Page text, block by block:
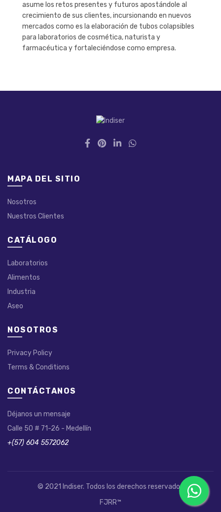
asume los retos presentes y futuros apostándole al
crecimiento de sus clientes, incursionando en nuevos
mercados como es la elaboración de tubos colapsibles
para laboratorios de cosmética, naturista y
farmacéutica y fortaleciéndose como empresa.
MAPA DEL SITIO
Nosotros
Nuestros Clientes
CATÁLOGO
Laboratorios
Alimentos
Industria
Aseo
NOSOTROS
Privacy Policy
Terms & Conditions
CONTÁCTANOS
Déjanos un mensaje
Calle 50 # 71-26 - Medellín
+(57) 604 5572062
© 2021 Indiser. Todos los derechos reservados
FJRR™